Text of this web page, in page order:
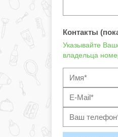
Контакты
Указывайте
владельца